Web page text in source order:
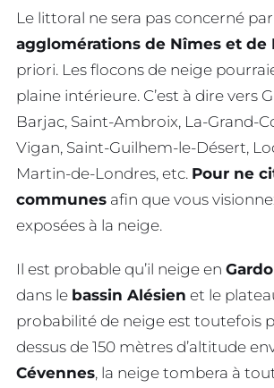
Le littoral ne sera pas concerné
agglomérations de Nîmes et de
priori. Les flocons de neige
plaine intérieure. C’est à dire vers
Barjac, Saint-Ambroix, La-Grand-
Vigan, Saint-Guilhem-le-Désert,
Martin-de-Londres, etc. Pour ne
communes afin que vous
exposées à la neige.
Il est probable qu’il neige en
dans le bassin Alésien et le
probabilité de neige est toutefois
dessus de 150 mètres d’altitude
Cévennes, la neige tombera à